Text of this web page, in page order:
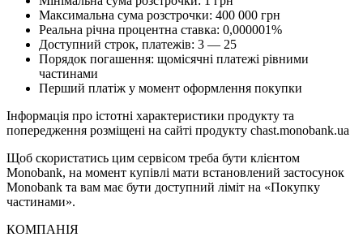
Максимальна сума розстрочки: 400 000 грн
Реальна річна процентна ставка: 0,000001%
Доступний строк, платежів: 3 — 25
Порядок погашення: щомісячні платежі рівними
частинами
Перший платіж у момент оформлення покупки
Інформація про істотні характеристики продукту та
попередження розміщені на сайті продукту chast.monobank.ua
Щоб скористатись цим сервісом треба бути клієнтом
Monobank, на момент купівлі мати встановлений застосунок
Monobank та вам має бути доступний ліміт на «Покупку
частинами».
КОМПАНІЯ